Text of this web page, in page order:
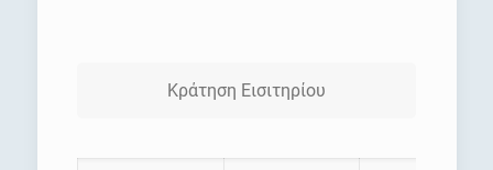
Κράτηση Εισιτηρίου